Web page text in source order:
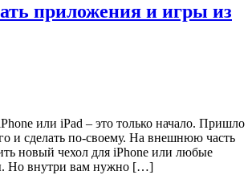
приложения и игры из
или iPad – это только начало. Пришло
и сделать по-своему. На внешнюю часть
новый чехол для iPhone или любые
Но внутри вам нужно […]